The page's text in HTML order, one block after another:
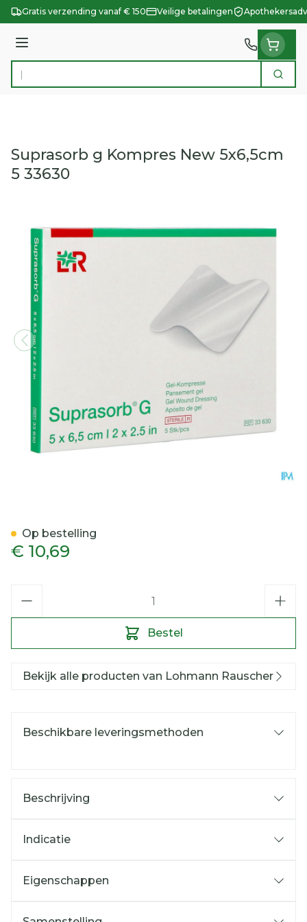
Ga naar de inhoud
Gratis verzending vanaf € 150 Veilige betalingen
Menu
Product, merk, categorie... Zoek
Suprasorb g Kompres New 5x6,5cm
5 33630
€ 10,69
Bestel
Op bestelling
Bekijk alle producten van Lohmann Rauscher
Beschikbare leveringsmethoden
Beschrijving
Indicatie
Eigenschappen